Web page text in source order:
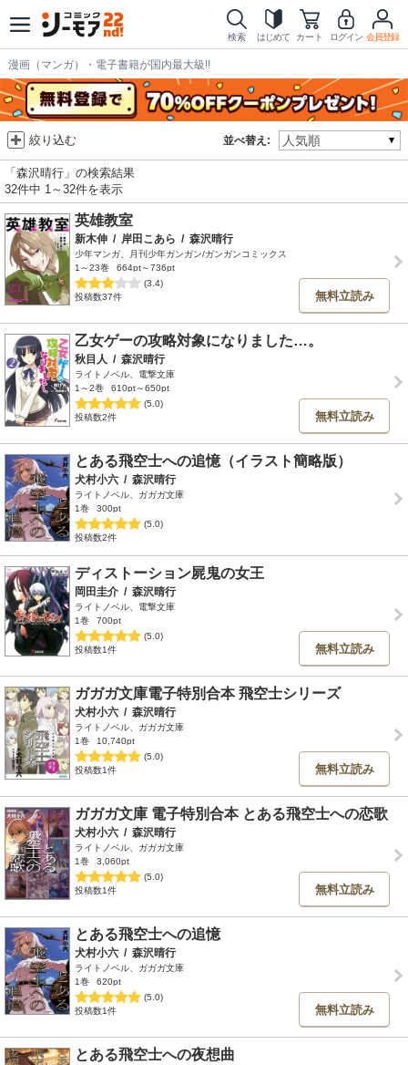
検索 はじめて カート ログイン 会員登録
漫画（マンガ）・電子書籍が国内最大級!!
並べ替え:
絞り込む
「森沢晴行」の検索結果
32件中 1～32件を表示
英雄教室
新木伸 / 岸田こあら / 森沢晴行
少年マンガ、月刊少年ガンガン/ガンガンコミックス
1～23巻
664pt～736pt
(3.4)
投稿数37件
無料立読み
乙女ゲーの攻略対象になりました…。
秋目人 / 森沢晴行
ライトノベル、電撃文庫
1～2巻
610pt～650pt
(5.0)
投稿数2件
無料立読み
とある飛空士への追憶（イラスト簡略版）
犬村小六 / 森沢晴行
ライトノベル、ガガガ文庫
1巻
300pt
(5.0)
投稿数2件
ディストーション屍鬼の女王
岡田圭介 / 森沢晴行
ライトノベル、電撃文庫
1巻
700pt
(5.0)
投稿数1件
無料立読み
ガガガ文庫電子特別合本 飛空士シリーズ
犬村小六 / 森沢晴行
ライトノベル、ガガガ文庫
1巻
10,740pt
(5.0)
投稿数1件
無料立読み
ガガガ文庫 電子特別合本 とある飛空士への恋歌
犬村小六 / 森沢晴行
ライトノベル、ガガガ文庫
1巻
3,060pt
(5.0)
投稿数1件
無料立読み
とある飛空士への追憶
犬村小六 / 森沢晴行
ライトノベル、ガガガ文庫
1巻
620pt
(5.0)
投稿数1件
無料立読み
とある飛空士への夜想曲